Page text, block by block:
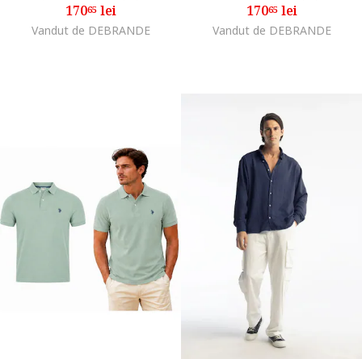
17065lei
Vandut de DEBRANDE
17065lei
Vandut de DEBRANDE